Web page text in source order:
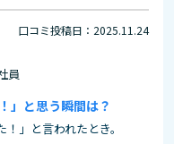
口コミ投稿日：2025.11.24
員
」と思う瞬間は？
」と言われたとき。